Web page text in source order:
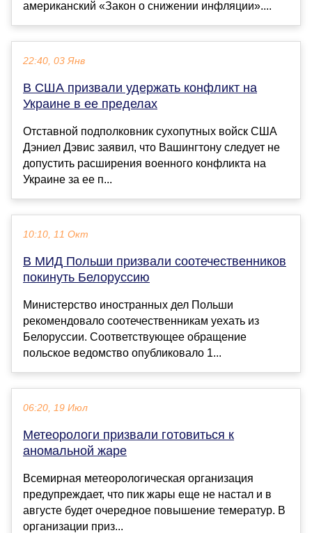
американский «Закон о снижении инфляции»....
22:40, 03 Янв
В США призвали удержать конфликт на
Украине в ее пределах
Отставной подполковник сухопутных войск США
Дэниел Дэвис заявил, что Вашингтону следует не
допустить расширения военного конфликта на
Украине за ее п...
10:10, 11 Окт
В МИД Польши призвали соотечественников
покинуть Белоруссию
Министерство иностранных дел Польши
рекомендовало соотечественникам уехать из
Белоруссии. Соответствующее обращение
польское ведомство опубликовало 1...
06:20, 19 Июл
Метеорологи призвали готовиться к
аномальной жаре
Всемирная метеорологическая организация
предупреждает, что пик жары еще не настал и в
августе будет очередное повышение темератур. В
организации приз...